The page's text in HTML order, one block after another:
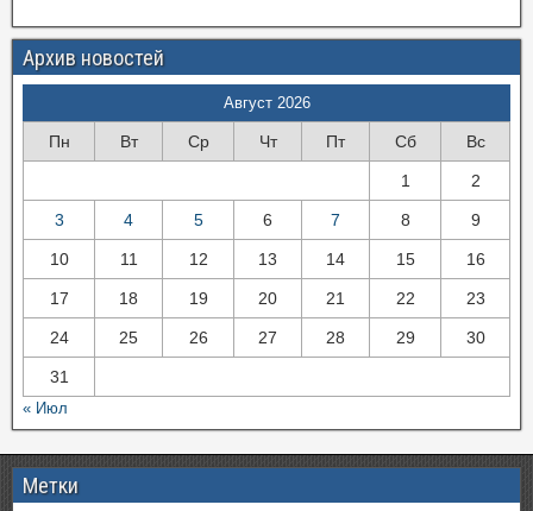
Архив новостей
Август 2026
Пн Вт Ср Чт Пт Сб Вс
1 2
3 4 5 6 7 8 9
10 11 12 13 14 15 16
17 18 19 20 21 22 23
24 25 26 27 28 29 30
31
« Июл
Метки